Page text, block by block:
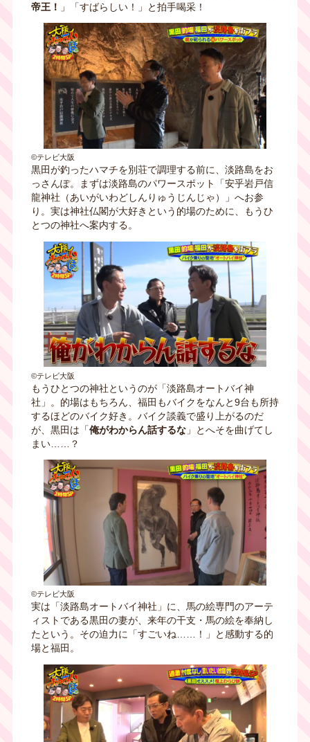
帝王！
」「すばらしい！」と拍手喝采！
©テレビ大阪
黒田が釣ったハマチを別荘で調理する前に、淡路島をお
っさんぽ。まずは淡路島のパワースポット「安乎岩戸信
龍神社（あいがいわどしんりゅうじんじゃ）」へお参
り。実は神社仏閣が大好きという的場のために、もうひ
とつの神社へ案内する。
©テレビ大阪
もうひとつの神社というのが「淡路島オートバイ神
社」。的場はもちろん、福田もバイクをなんと9台も所持
するほどのバイク好き。バイク談義で盛り上がるのだ
が、黒田は「俺がわからん話するな」とへそを曲げてし
まい……？
©テレビ大阪
実は「淡路島オートバイ神社」に、馬の絵専門のアーテ
ィストである黒田の妻が、来年の干支・馬の絵を奉納し
たという。その迫力に「すごいね……！」と感動する的
場と福田。